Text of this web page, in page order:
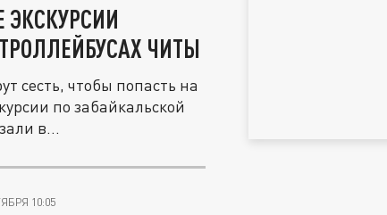
ЭКСКУРСИИ
ЧИТЫ
сесть, чтобы попасть на
по забайкальской
в...
10:05